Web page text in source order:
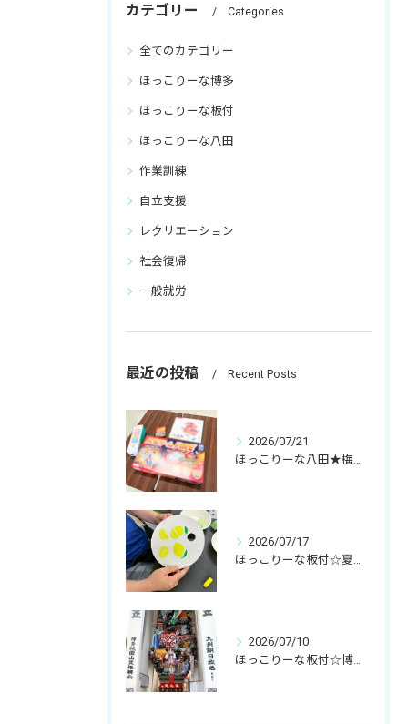
カテゴリー Categories
全てのカテゴリー
ほっこりーな博多
ほっこりーな板付
ほっこりーな八田
作業訓練
自立支援
レクリエーション
社会復帰
一般就労
最近の投稿 Recent Posts
2026/07/21
2026/07/17
2026/07/10